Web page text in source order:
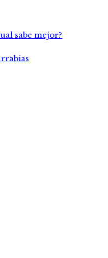
sabe mejor?